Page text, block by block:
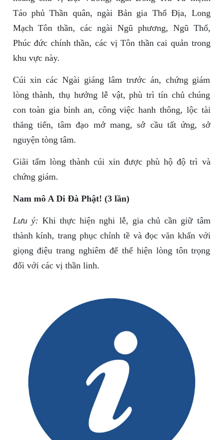
Táo phủ Thần quân, ngài Bản gia Thổ Địa, Long
Mạch Tôn thần, các ngài Ngũ phương, Ngũ Thổ,
Phúc đức chính thần, các vị Tôn thần cai quản trong
khu vực này.
Cúi xin các Ngài giáng lâm trước án, chứng giám
lòng thành, thụ hưởng lễ vật, phù trì tín chủ chúng
con toàn gia bình an, công việc hanh thông, lộc tài
thăng tiến, tâm đạo mở mang, sở cầu tất ứng, sở
nguyện tòng tâm.
Giãi tấm lòng thành cúi xin được phù hộ độ trì và
chứng giám.
Nam mô A Di Đà Phật! (3 lần)
Lưu ý: Khi thực hiện nghi lễ, gia chủ cần giữ tâm
thành kính, trang phục chỉnh tề và đọc văn khấn với
giọng điệu trang nghiêm để thể hiện lòng tôn trọng
đối với các vị thần linh.